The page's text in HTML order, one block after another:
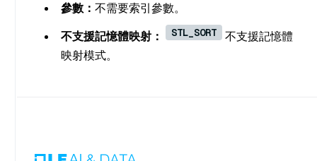
參數： 不需要索引參數。
不支援記憶體映射：
STL_SORT
不支援記憶體
映射模式。